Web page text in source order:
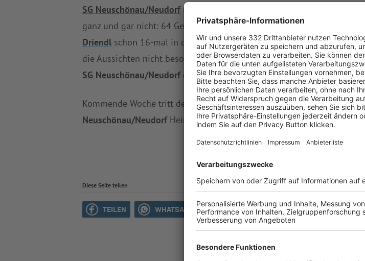
SG Neuschönau/Neudorfrangiert mit elf Zählern auf dem zwölften
ganz und gar nicht: 64 Gegentreffer musste sie in dieser Saison
Driendl schon 16-mal in dieser Spielzeit geschlagen geben. Die drei
die Aussichten nicht besonders beruhigend sind. Den Maximalertrag
SG Neuschönau/Neudorf deutlich. Insgesamt nur zwei Zähler weistSG
Kommende Woche tritt der FC DreisesselbeiTSV Klingenbrunnan
Neuschönau/NeudorfHeimrecht gegenSpVgg Oberkreuzberg.
Diese Seite teilen
TEILEN WHATSAPP MAIL